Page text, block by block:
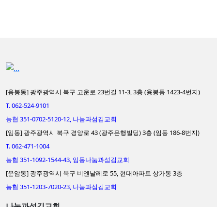
[용봉동] 광주광역시 북구 고운로 23번길 11-3, 3층 (용봉동 1423-4번지)
T. 062-524-9101
농협 351-0702-5120-12, 나눔과섬김교회
[임동] 광주광역시 북구 경양로 43 (광주은행빌딩) 3층 (임동 186-8번지)
T. 062-471-1004
농협 351-1092-1544-43, 임동나눔과섬김교회
[운암동] 광주광역시 북구 비엔날레로 55, 현대아파트 상가동 3층
농협 351-1203-7020-23, 나눔과섬김교회